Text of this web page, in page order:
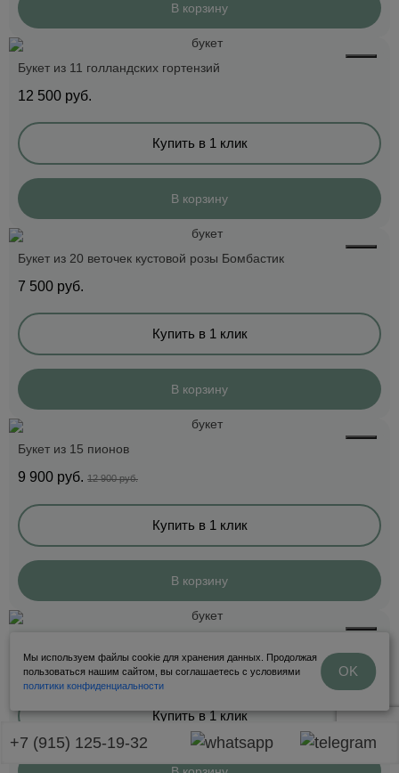
В корзину
Букет из 11 голландских гортензий
12 500 руб.
Купить в 1 клик
В корзину
Букет из 20 веточек кустовой розы Бомбастик
7 500 руб.
Купить в 1 клик
В корзину
Букет из 15 пионов
9 900 руб. 12 900 руб.
Купить в 1 клик
В корзину
18 900руб.
Купить в 1 клик
Мы используем файлы cookie для хранения данных. Продолжая
пользоваться нашим сайтом, вы соглашаетесь с условиями
политики конфиденциальности
OK
+7 (915) 125-19-32